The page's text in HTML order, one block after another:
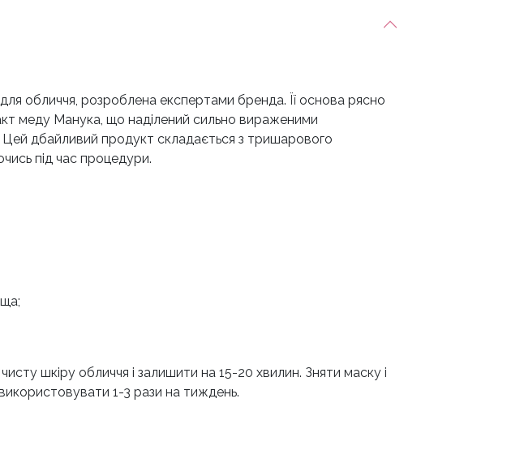
обличчя, розроблена експертами бренда. Її основа рясно
меду Манука, що наділений сильно вираженими
дбайливий продукт складається з тришарового
під час процедури.
шкіру обличчя і залишити на 15-20 хвилин. Зняти маску і
1-3 рази на тиждень.